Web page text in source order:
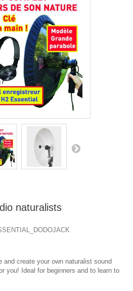
naturalists
and create your own naturalist sound
you! Ideal for beginners and to learn to